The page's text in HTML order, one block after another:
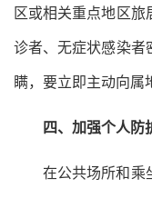
区或相关重点地区
诊者、无症状感染者
瞒，要立即主动向属
四、加强个人防
在公共场所和乘